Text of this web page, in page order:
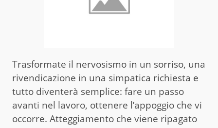
Trasformate il nervosismo in un sorriso, una
rivendicazione in una simpatica richiesta e
tutto diventerà semplice: fare un passo
avanti nel lavoro, ottenere l’appoggio che vi
occorre. Atteggiamento che viene ripagato